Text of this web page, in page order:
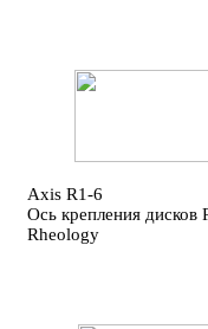
Axis R1-6
Ось крепления дисков
Rheology